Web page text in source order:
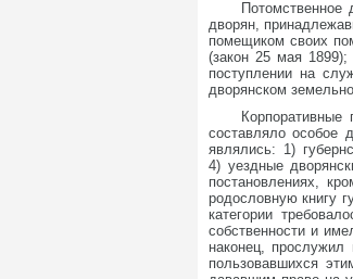
дворян,
помещиком своих
(закон 25 мая
поступлении на
дворянском
составляло особое
являлись: 1)
4) уездные
постановлениях,
родословную книгу
категории
собственности и
наконец,
пользовавшихся